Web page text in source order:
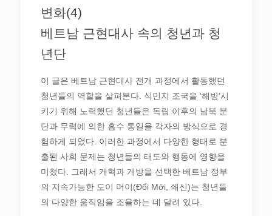
변화(4)
베트남 근현대사 속의 청년과 청
년단
이 글은 베트남 근현대사 전개 과정에서 활동했던
청년들의 역할을 살펴본다. 식민지 조국을 ‘해방’시
키기 위해 노력했던 청년들은 독립 이후의 남북 분
단과 무력에 의한 흡수 통일을 각자의 방식으로 경
험하게 되었다. 이러한 과정에서 다양한 형태로 분
출된 사회 문제는 청년들의 태도와 행동에 영향을
미쳤다. 그래서 개혁과 개방을 선택한 베트남 정부
의 지속가능한 도이 머이(Đổi Mới, 쇄신)는 청년들
의 다양한 움직임을 조율하는 데 달려 있다.